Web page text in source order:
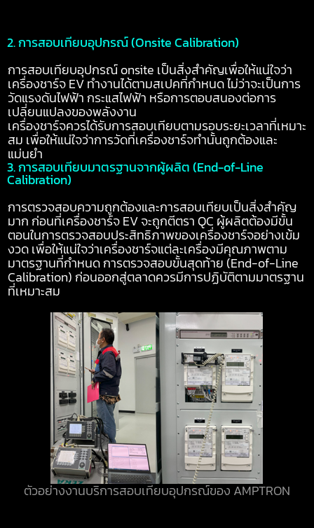
2. การสอบเทียบอุปกรณ์ (Onsite Calibration)
การสอบเทียบอุปกรณ์ onsite เป็นสิ่งสำคัญเพื่อให้แน่ใจว่า
เครื่องชาร์จ EV ทำงานได้ตามสเปคที่กำหนด ไม่ว่าจะเป็นการ
วัดแรงดันไฟฟ้า กระแสไฟฟ้า หรือการตอบสนองต่อการ
เปลี่ยนแปลงของพลังงาน
เครื่องชาร์จควรได้รับการสอบเทียบตามรอบระยะเวลาที่เหมาะ
สม เพื่อให้แน่ใจว่าการวัดที่เครื่องชาร์จทำนั้นถูกต้องและ
แม่นยำ
3. การสอบเทียบมาตรฐานจากผู้ผลิต (End-of-Line
Calibration)
การตรวจสอบความถูกต้องและการสอบเทียบเป็นสิ่งสำคัญ
มาก ก่อนที่เครื่องชาร์จ EV จะถูกตีตรา QC ผู้ผลิตต้องมีขั้น
ตอนในการตรวจสอบประสิทธิภาพของเครื่องชาร์จอย่างเข้ม
งวดเพื่อให้แน่ใจว่าเครื่องชาร์จแต่ละเครื่องมีคุณภาพตาม
มาตรฐานที่กำหนด การตรวจสอบขั้นสุดท้าย (End-of-Line
Calibration)ก่อนออกสู่ตลาดควรมีการปฏิบัติตามมาตรฐาน
ที่เหมาะสม
ตัวอย่างงานบริการสอบเทียบอุปกรณ์ของ AMPTRON